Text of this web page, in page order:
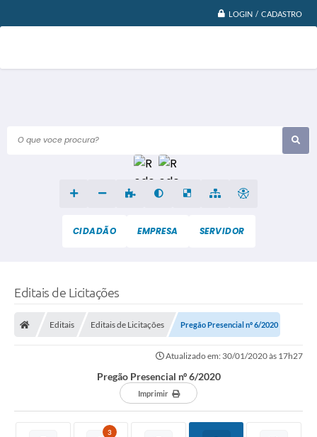
LOGIN / CADASTRO
O que voce procura?
CIDADÃO EMPRESA SERVIDOR
Editais de Licitações
Editais Editais de Licitações Pregão Presencial nº 6/2020
Atualizado em: 30/01/2020 às 17h27
Pregão Presencial nº 6/2020
Imprimir
3